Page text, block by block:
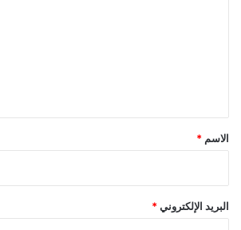
*
الاسم *
البريد الإلكتروني *